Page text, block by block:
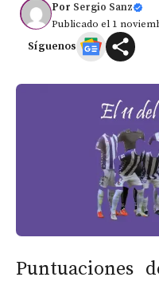
Por Sergio Sanz
Publicado el 1
Síguenos
Puntuaciones